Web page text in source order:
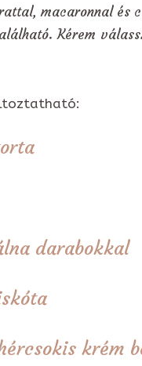
macaronnal és
Kérem
darabokkal
krém